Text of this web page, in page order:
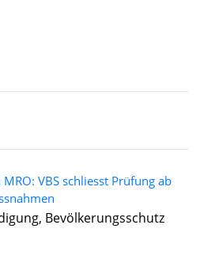
VBS schliesst Prüfung ab
Bevölkerungsschutz